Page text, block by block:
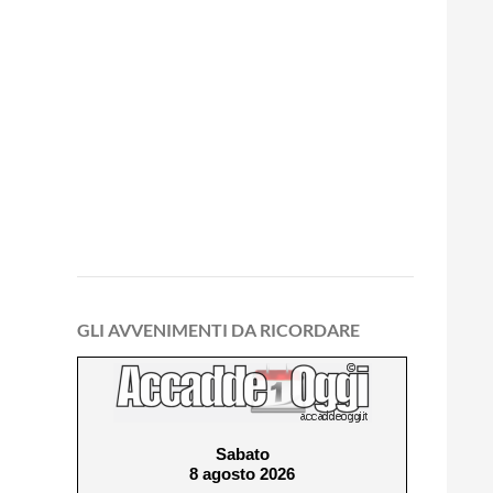
GLI AVVENIMENTI DA RICORDARE